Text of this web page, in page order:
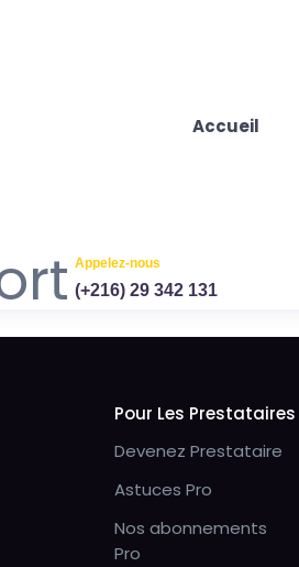
Accueil
Appelez-nous
(+216) 29 342 131
Pour Les Prestataires
Devenez Prestataire
Astuces Pro
Nos abonnements
Pro